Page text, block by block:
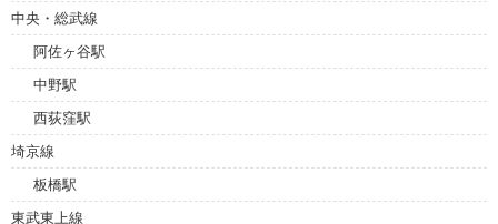
中央・総武線
阿佐ヶ谷駅
中野駅
西荻窪駅
埼京線
板橋駅
東武東上線